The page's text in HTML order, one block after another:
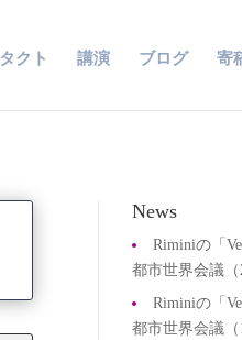
クト 講演 ブログ 寄
News
Riminiの「
都市世界会議（
Riminiの「
都市世界会議（